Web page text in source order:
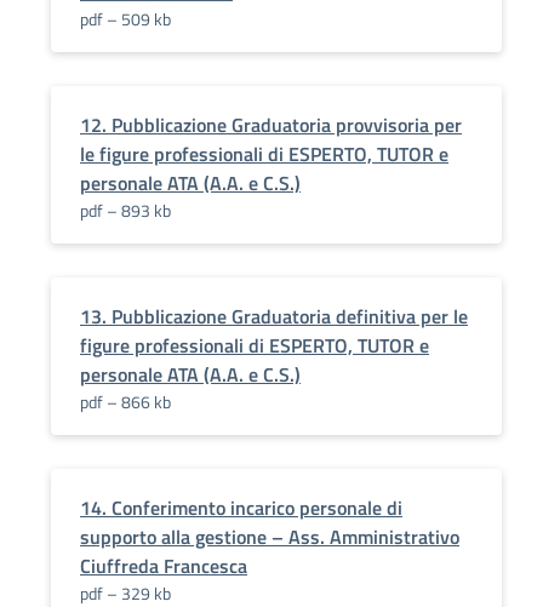
pdf – 509 kb
12. Pubblicazione Graduatoria provvisoria per
le figure professionali di ESPERTO, TUTOR e
personale ATA (A.A. e C.S.)
pdf – 893 kb
13. Pubblicazione Graduatoria definitiva per le
figure professionali di ESPERTO, TUTOR e
personale ATA (A.A. e C.S.)
pdf – 866 kb
14. Conferimento incarico personale di
supporto alla gestione – Ass. Amministrativo
Ciuffreda Francesca
pdf – 329 kb